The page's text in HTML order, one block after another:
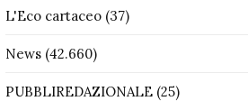
L'Eco cartaceo(37)
News(42.660)
PUBBLIREDAZIONALE(25)